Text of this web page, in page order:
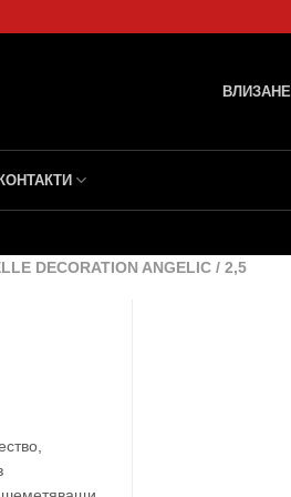
ВЛИЗАНЕ
DECORATION ANGELIC / 2,5